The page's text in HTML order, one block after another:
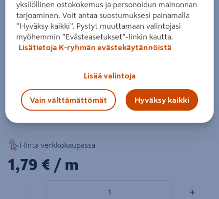
PROF-aitalauta soveltuu erilaisten aitojen, kaiteiden ja
näkösuojien rakentamiseen. Aitalauta on pohjamaalattu
kaikilta sivuilta.
Katso vastuullisuustiedot
Katso liitetiedostot
Hinta verkkokaupassa
1,79€/m
1,79 € / m
− +
yksilöllinen ostokokemus ja personoidun mainonnan
tarjoaminen. Voit antaa suostumuksesi painamalla
”Hyväksy kaikki”. Pystyt muuttamaan valintojasi
myöhemmin ”Evästeasetukset”-linkin kautta.
Lisätietoja K-ryhmän evästekäytännöistä
Lisää valintoja
Vain välttämättömät Hyväksy kaikki